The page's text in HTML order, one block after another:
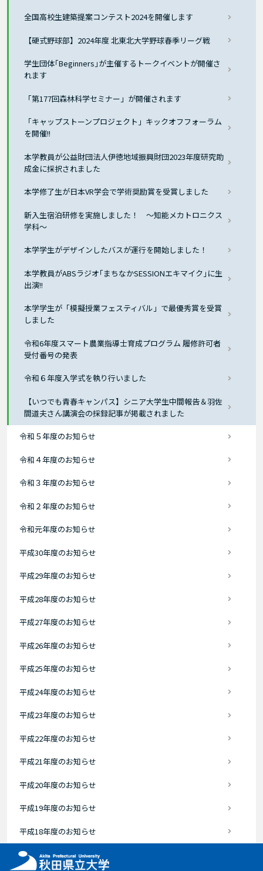
全国高校生建築提案コンテスト2024を開催します
【硬式野球部】2024年度 北東北大学野球春季リーグ戦
学生団体｢Beginners｣が主催するトークイベントが開催さ
れます
「第177回森林科学セミナー」が開催されます
「キャップストーンプロジェクト」キックオフフォーラム
を開催!!
本学教員が公益財団法人伊徳地域振興財団2023年度研究助
成金に採択されました
本学修了生が日本VR学会で学術奨励賞を受賞しました
新入生宿泊研修を実施しました！ ～知能メカトロニクス
学科～
本学学生がデザインしたバスが運行を開始しました！
本学教員がABSラジオ｢まちなかSESSIONエキマイク｣に生
出演!!
本学学生が「模擬授業フェスティバル」で最優秀賞を受賞
しました
令和6年度スマート農業指導士育成プログラム 履修許可者
受付番号の発表
令和６年度入学式を執り行いました
【いつでも青春キャンパス】シニア大学生中間報告＆羽佐
間道夫さん講演会の採録記事が掲載されました
令和５年度のお知らせ
令和４年度のお知らせ
令和３年度のお知らせ
令和２年度のお知らせ
令和元年度のお知らせ
平成30年度のお知らせ
平成29年度のお知らせ
平成28年度のお知らせ
平成27年度のお知らせ
平成26年度のお知らせ
平成25年度のお知らせ
平成24年度のお知らせ
平成23年度のお知らせ
平成22年度のお知らせ
平成21年度のお知らせ
平成20年度のお知らせ
平成19年度のお知らせ
平成18年度のお知らせ